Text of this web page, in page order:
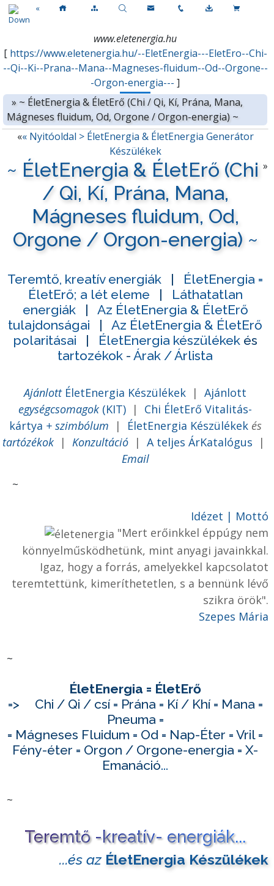
«
www.eletenergia.hu
[ https://www.eletenergia.hu/--EletEnergia---EletEro--Chi-
--Qi--Ki--Prana--Mana--Magneses-fluidum--Od--Orgone--
-Orgon-energia--- ]
» ~ ÉletEnergia & ÉletErő (Chi / Qi, Kí, Prána, Mana,
Mágneses fluidum, Od, Orgone / Orgon-energia) ~
«« Nyitóoldal > ÉletEnergia & ÉletEnergia Generátor
Készülékek
»
~ ÉletEnergia & ÉletErő (Chi
/ Qi, Kí, Prána, Mana,
Mágneses fluidum, Od,
Orgone / Orgon-energia) ~
Teremtő, kreatív energiák | ÉletEnergia =
ÉletErő; a lét eleme | Láthatatlan
energiák| Az ÉletEnergia & ÉletErő
tulajdonságai | Az ÉletEnergia & ÉletErő
polaritásai | ÉletEnergia készülékekés
tartozékok - Árak / Árlista
Ajánlott ÉletEnergia Készülékek | Ajánlott
egységcsomagok (KIT) | Chi ÉletErő Vitalitás-
kártya + szimbólum | ÉletEnergia Készülékek és
tartózékok | Konzultáció | A teljes ÁrKatalógus |
Email
~
Idézet | Mottó
"Mert erőinkkel éppúgy nem
könnyelműsködhetünk, mint anyagi javainkkal.
Igaz, hogy a forrás, amelyekkel kapcsolatot
teremtettünk, kimeríthetetlen, s a bennünk lévő
szikra örök".
Szepes Mária
~
ÉletEnergia = ÉletErő
=> Chi / Qi / csí = Prána = Kí / Khí = Mana =
Pneuma =
= Mágneses Fluidum = Od = Nap-Éter = Vril =
Fény-éter = Orgon / Orgone-energia = X-
Emanáció...
~
Teremtő -kreatív- energiák...
...és az ÉletEnergia Készülékek